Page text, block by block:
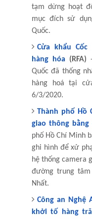
tạm dừng hoạt
mục đích sử
Quốc.
Cửa khẩu
hàng hóa (RFA)
Quốc đã thống
hàng hoá tại
6/3/2020.
Thành phố Hồ
giao thông bằng
phố Hồ Chí Minh
ghi hình để xử
hệ thống camera
đường trung tâm
Nhất.
Công an Nghệ
khởi tố hàng